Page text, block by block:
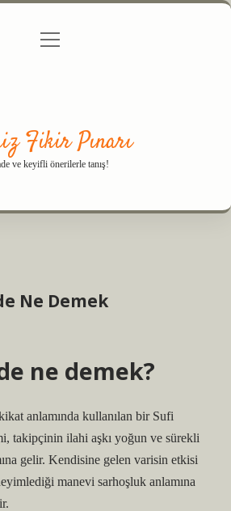
Gizlilik Politikası
menüyü
Fikir Pınarı
ve keyifli önerilerle tanış!
Ne Demek
ne demek?
anlamında kullanılan bir Sufi
takipçinin ilahi aşkı yoğun ve sürekli
gelir. Kendisine gelen varisin etkisi
manevi sarhoşluk anlamına